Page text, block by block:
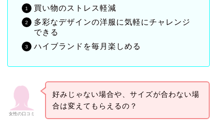
買い物のストレス軽減
多彩なデザインの洋服に気軽にチャレンジ
できる
ハイブランドを毎月楽しめる
女性の口コミ
好みじゃない場合や、サイズが合わない場
合は変えてもらえるの？